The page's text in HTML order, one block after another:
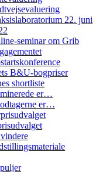
22. juni
seminar om Grib
B&U-bogpriser
shortliste
er…
er…